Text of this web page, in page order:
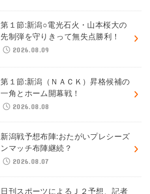
第１節:新潟○電光石火・山本桜大の
先制弾を守りきって無失点勝利！
2026.08.09
第１節:新潟（ＮＡＣＫ）昇格候補の
一角とホーム開幕戦！
2026.08.08
新潟戦予想布陣:おたがいプレシーズ
ンマッチ布陣継続？
2026.08.07
日刊スポーツによるＪ２予想、記者